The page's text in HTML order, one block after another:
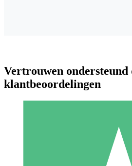
Individuele
Vertrouwen ondersteund
klantbeoordelingen